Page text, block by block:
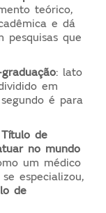
teórico,
e dá
pesquisas que
: lato
em
é para
Título de
no mundo
um médico
especializou,
de